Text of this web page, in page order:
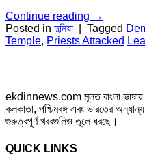
Continue reading →
Posted in দুনিয়া Tagged
Temple, Priests Attacked
ekdinnews.com মূলত বাংলা ভাষায়
কলকাতা, পশ্চিমবঙ্গ এবং ভারতের
গুরুত্বপূর্ণ খবরগুলিও তুলে ধরছে।
QUICK LINKS